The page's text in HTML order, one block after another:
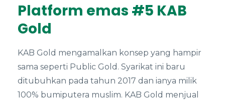
Platform emas #5 KAB
Gold
KAB Gold mengamalkan konsep yang hampir
sama seperti Public Gold. Syarikat ini baru
ditubuhkan pada tahun 2017 dan ianya milik
100% bumiputera muslim. KAB Gold menjual